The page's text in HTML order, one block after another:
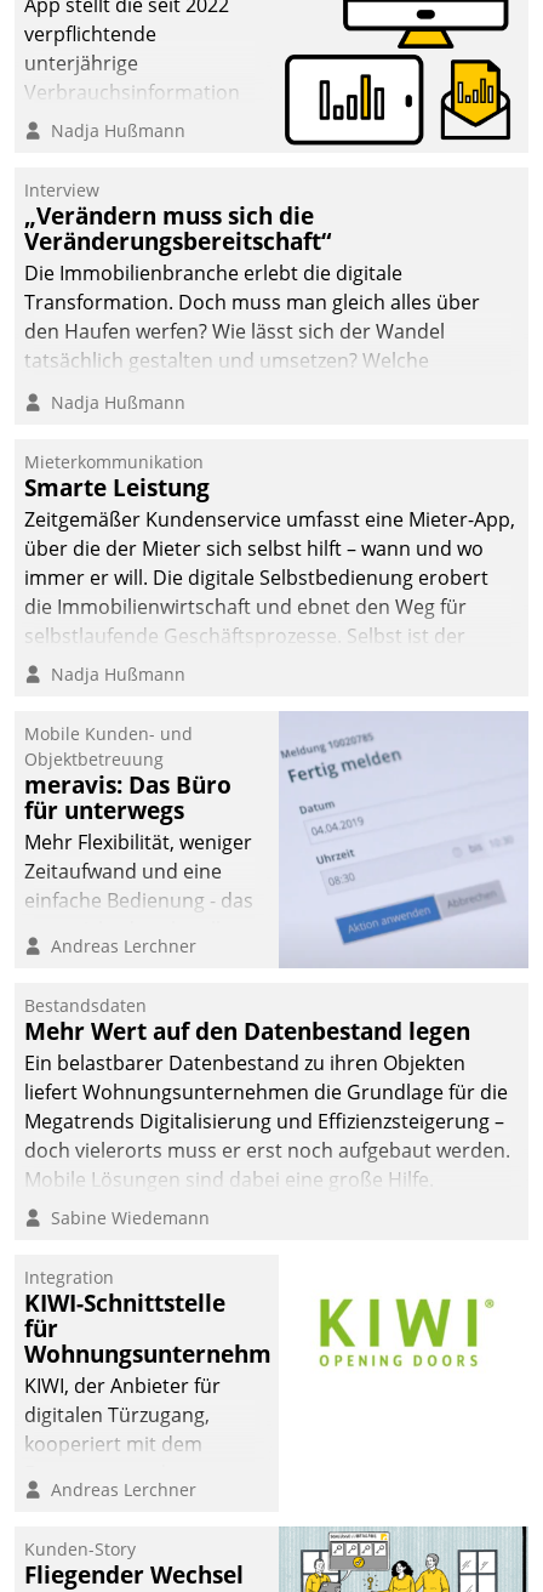
verpflichtende
unterjährige
Verbrauchsinformation
schnell, zuverlässig und
Die monatlichen
Mitteilungen zum
Heizungs- und
Wasserverbrauch gehen
automatisiert, vollständig
und auf Wunsch über
mehrere zuvor
Kommunikationswege bei
Nadja Hußmann
Interview
„Verändern muss sich die
Veränderungsbereitschaft“
Die Immobilienbranche erlebt die digitale
Transformation. Doch muss man gleich alles über
den Haufen werfen? Wie lässt sich der Wandel
tatsächlich gestalten und umsetzen? Welche
Argumente zählen wirklich?
Nadja Hußmann
Mieterkommunikation
Smarte Leistung
Zeitgemäßer Kundenservice umfasst eine Mieter-App,
über die der Mieter sich selbst hilft – wann und wo
immer er will. Die digitale Selbstbedienung erobert
die Immobilienwirtschaft und ebnet den Weg für
selbstlaufende Geschäftsprozesse. Selbst ist der
Kunde und smart der Serviceanbieter.
Nadja Hußmann
Mobile Kunden- und
Objektbetreuung
meravis: Das Büro
für unterwegs
Mehr Flexibilität, weniger
Zeitaufwand und eine
einfache Bedienung - das
Cockpit für mobile
Datatrain. Die meravis
Wohnungsbau- und
Immobilien GmbH hat
sich dabei für den Betrieb
der Lösung über die SAP
Cloud Platform
entschieden - als erstes
Unternehmen am
Andreas Lerchner
Bestandsdaten
Mehr Wert auf den Datenbestand legen
Ein belastbarer Datenbestand zu ihren Objekten
liefert Wohnungsunternehmen die Grundlage für die
Megatrends Digitalisierung und Effizienzsteigerung –
doch vielerorts muss er erst noch aufgebaut werden.
Mobile Lösungen sind dabei eine große Hilfe.
Sabine Wiedemann
Integration
KIWI-Schnittstelle
für
Wohnungsunternehmen
KIWI, der Anbieter für
digitalen Türzugang,
kooperiert mit dem
Softwareentwicklungshaus
Andreas Lerchner
Kunden-Story
Fliegender Wechsel